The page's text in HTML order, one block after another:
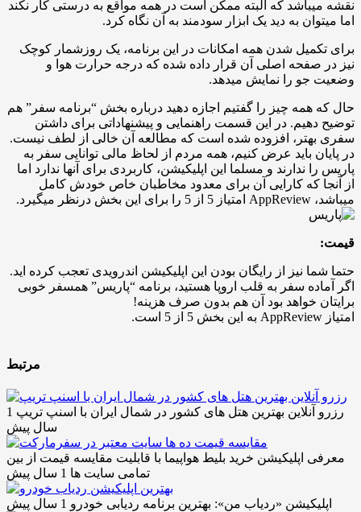
نقشه میباشد که البته ممکن است در همه مواقع به درستی کار نکند
اما میتوان به دید یک ابزار سودمند به آن نگاه کرد.
برای تکمیل شدن همه امکانات در این برنامه، یک روزشمار کوچک
نیز در صفحه اصلی آن قرار داده شده که درجه حرارت هوا و
وضعیت جو را نمایش میدهد.
حال که همه چیز را گفتیم اجازه دهید درباره بخش “برنامه سفر” هم
توضیح دهیم. در این قسمت راهنمایی و پیشنهاداتی برای داشتن
سفری بهتر، افزوده شده است که مطالعه آن خالی از لطف نیست.
در پایان باید عرض کنیم، همه مردم از لحاظ مالی توانایی سفر به
پاریس را ندارند و مسلما این اپلیکیشن، کاربردی برای آنها ندارد اما
از آنجا که کارایی آن برای معدود مخاطبان خاص خودش کامل
میباشد، AppReview امتیاز 5 از 5 را برای این بخش درنظر میگیرد.
قیمت:
حتما شما نیز از رایگان بودن این اپلیکیشن اندرویدی تعجب کرده اید.
اگر آماده سفر به قلب اروپا هستید، برنامه “پاریس” همسفر خوبی
برایتان خواهد بود آن هم بدون صرف هزینه!
امتیاز AppReview به این بخش 5 از 5 است.
مرتبط
رزرو آنلاین بهترین هتل های کشور در شمال ایران با اسنپ تریپ 1
سال پیش
معرفی اپلیکیشن خرید بلیط هواپیما با قابلیت مقایسه قیمت از بین
تمامی سایت ها 1 سال پیش
اپلیکیشن «ردیاب من»: بهترین برنامه ردیابی خودرو 1 سال پیش